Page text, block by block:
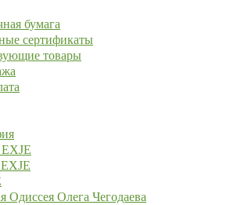
бумага
сертификаты
товары
Одиссея Олега Чегодаева